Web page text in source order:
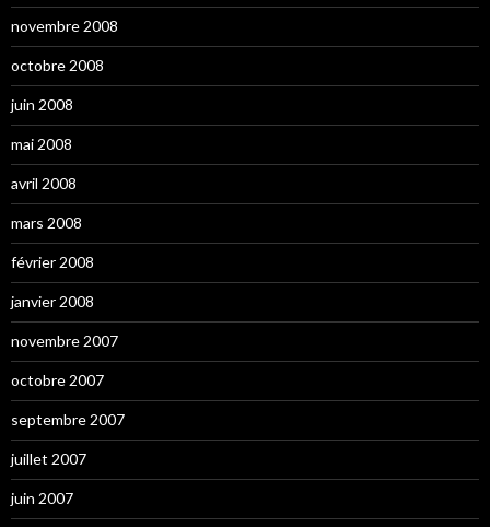
novembre 2008
octobre 2008
juin 2008
mai 2008
avril 2008
mars 2008
février 2008
janvier 2008
novembre 2007
octobre 2007
septembre 2007
juillet 2007
juin 2007